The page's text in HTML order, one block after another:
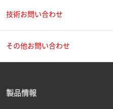
技術お問い合わせ
その他お問い合わせ
製品情報